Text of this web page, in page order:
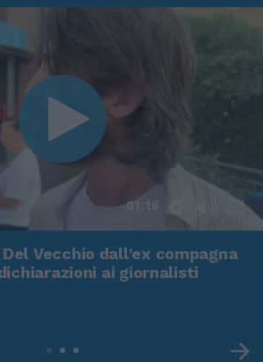
01:16
Vecchio dall'ex compagna
ai giornalisti